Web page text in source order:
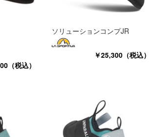
（税込）
ソリューションコンプJR
￥25,300（税込）